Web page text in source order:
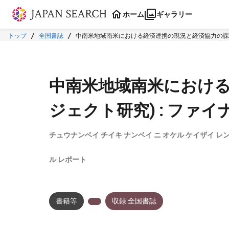
本文に飛ぶ
ホーム ギャラリー
トップ 全国書誌 中南米地域南米における経済連携の現況と経済協力の
中南米地域南米におけ
ジェクト研究) : ファイ
チュウナンベイ チイキ ナンベイ ニ オケル ケイザイ レ
ル レポート
書籍等 収録:全国書誌